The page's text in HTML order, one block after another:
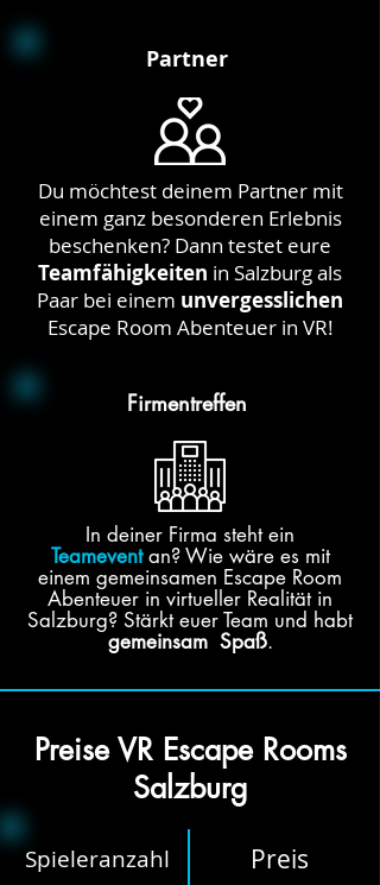
Partner
Du möchtest deinem Partner mit
einem ganz besonderen Erlebnis
beschenken? Dann testet eure
Teamfähigkeiten in Salzburg als
Paar bei einem unvergesslichen
Escape Room Abenteuer in VR!
Firmentreffen
In deiner Firma steht ein
Teameventan? Wie wäre es mit
einem gemeinsamen Escape Room
Abenteuer in virtueller Realität in
Salzburg? Stärkt euer Team und habt
gemeinsam Spaß.
Preise VR Escape Rooms
Salzburg
Spieleranzahl Preis